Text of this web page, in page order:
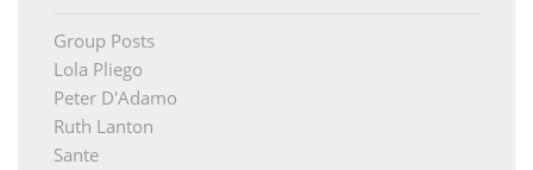
Group Posts
Lola Pliego
Peter D'Adamo
Ruth Lanton
Sante